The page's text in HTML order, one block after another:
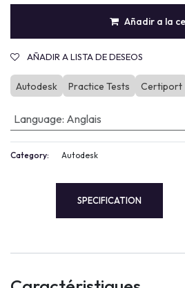
Añadir a la
AÑADIR A LISTA DE DESEOS
Autodesk Practice Tests Certiport
Language: Anglais
Category: Autodesk
SPECIFICATION